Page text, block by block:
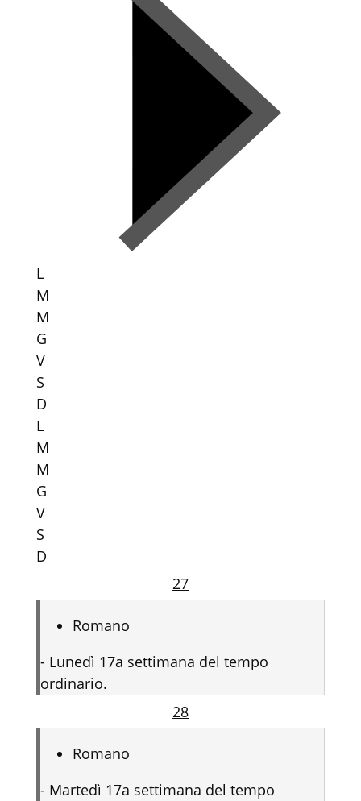
L
M
M
G
V
S
D
L
M
M
G
V
S
D
27
Romano
- Lunedì 17a settimana del tempo
ordinario.
28
Romano
- Martedì 17a settimana del tempo